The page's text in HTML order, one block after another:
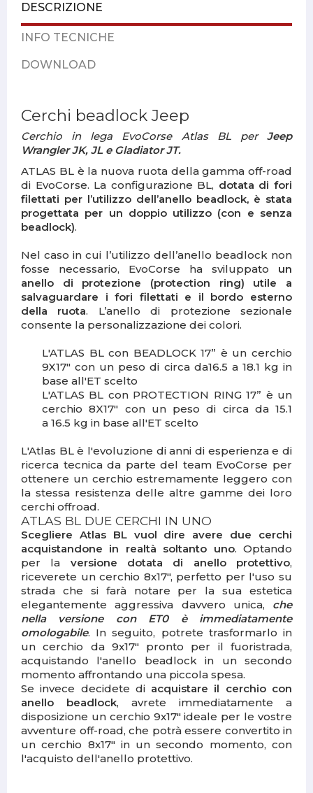
DESCRIZIONE
INFO TECNICHE
DOWNLOAD
Cerchi beadlock Jeep
Cerchio in lega EvoCorse Atlas BL perJeep
Wrangler JK, JL e Gladiator JT.
ATLAS BL è la nuova ruota della gamma off-road
di EvoCorse. La configurazione BL, dotata di fori
filettati per l’utilizzo dell’anello beadlock, è stata
progettata per un doppio utilizzo (con e senza
beadlock).
Nel caso in cui l’utilizzo dell’anello beadlock non
fosse necessario, EvoCorse ha sviluppato un
anello di protezione (protection ring) utile a
salvaguardare i fori filettati e il bordo esterno
della ruota. L’anello di protezione sezionale
consente la personalizzazione dei colori.
L'ATLAS BL con BEADLOCK 17” è un cerchio
9X17" con un peso di circa da16.5 a 18.1 kg in
base all'ET scelto
L'ATLAS BL con PROTECTION RING 17” è un
cerchio 8X17" con un peso di circa da 15.1
a 16.5 kg in base all'ET scelto
L'Atlas BL è l'evoluzione di anni di esperienza e di
ricerca tecnica da parte del team EvoCorse per
ottenere un cerchio estremamente leggero con
la stessa resistenza delle altre gamme dei loro
cerchi offroad.
ATLAS BL DUE CERCHI IN UNO
Scegliere Atlas BL vuol dire avere due cerchi
acquistandone in realtà soltanto uno.Optando
per la versione dotata di anello protettivo,
riceverete un cerchio 8x17", perfetto per l'uso su
strada che si farà notare per la sua estetica
elegantemente aggressiva davvero unica, che
nella versione con ET0 è immediatamente
omologabile. In seguito, potrete trasformarlo in
un cerchio da 9x17" pronto per il fuoristrada,
acquistando l'anello beadlock in un secondo
momento affrontando una piccola spesa.
Se invece decidete di acquistare il cerchio con
anello beadlock, avrete immediatamente a
disposizione un cerchio 9x17" ideale per le vostre
avventure off-road, che potrà essere convertito in
un cerchio 8x17" in un secondo momento, con
l'acquisto dell'anello protettivo.